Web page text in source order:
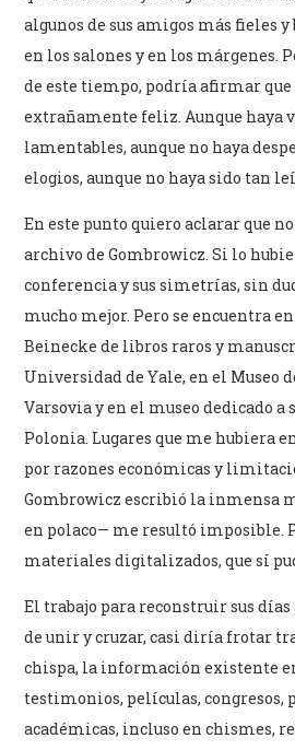
algunos de sus amigos más fieles
en los salones y en los márgenes.
de este tiempo, podría afirmar
extrañamente feliz. Aunque haya
lamentables, aunque no haya
elogios, aunque no haya sido tan
En este punto quiero aclarar que
archivo de Gombrowicz. Si lo
conferencia y sus simetrías, sin
mucho mejor. Pero se encuentra
Beinecke de libros raros y
Universidad de Yale, en el Museo
Varsovia y en el museo dedicado a
Polonia. Lugares que me hubiera
por razones económicas y
Gombrowicz escribió la inmensa
en polaco— me resultó imposible.
materiales digitalizados, que sí
El trabajo para reconstruir sus
de unir y cruzar, casi diría frotar
chispa, la información existente
testimonios, películas, congresos,
académicas, incluso en chismes,